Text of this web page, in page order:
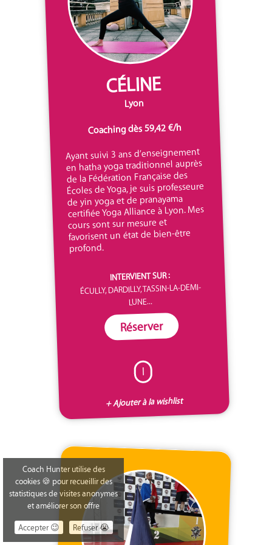
CÉLINE
Lyon
Coaching dès 59,42 €/h
Ayant suivi 3 ans d’enseignement
en hatha yoga traditionnel auprès
de la Fédération Française des
Écoles de Yoga, je suis professeure
de yin yoga et de pranayama
certifiée Yoga Alliance à Lyon. Mes
cours sont sur mesure et
favorisent un état de bien-être
profond.
INTERVIENT SUR :
ÉCULLY, DARDILLY, TASSIN-LA-DEMI-
LUNE...
Réserver
I
+ Ajouter à la wishlist
Coach Hunter utilise des
cookies 🍪 pour recueillir des
statistiques de visites anonymes
et améliorer son offre
Accepter 😉
Refuser 😭